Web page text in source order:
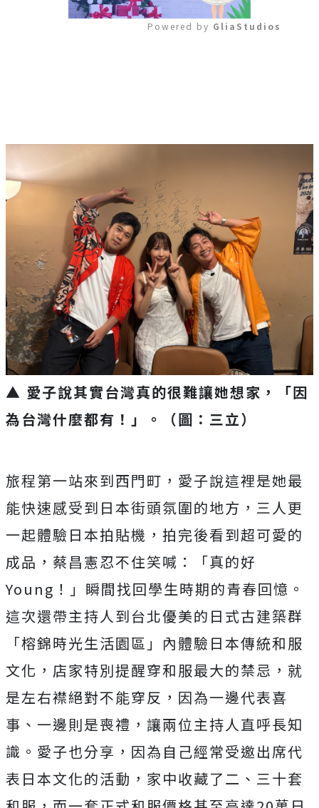
Powered by GliaStudios
▲ 愛子說其實台灣真的很難讓她想家，「因
為台灣什麼都有！」。（圖：三立）
旅程第一站來到西門町，愛子說這裡是她最
能快速感受到日本街頭氛圍的地方，三人更
一起體驗日本拍貼機，拍完後看到超可愛的
成品，蔡昌憲忍不住笑喊：「真的好
Young！」瞬間找回學生時期的青春回憶。
這次還帶主持人到台北優美的日式古建築群
「榕錦時光生活園區」內體驗日本傳統和服
文化，店家特別提醒穿和服最大的禁忌，就
是左右襟絕對不能穿反，因為一邊代表喜
事、一邊則是喪禮，讓兩位主持人直呼長知
識。愛子也分享，因為自己經常受邀出席代
表日本文化的活動，家中收藏了二、三十套